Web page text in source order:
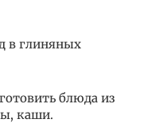
в глиняных
блюда из
каши.